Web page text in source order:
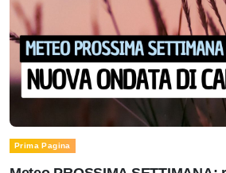
Prima Pagina